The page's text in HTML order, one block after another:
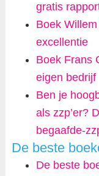
gratis
Boek
excellentie
Boek Frans
eigen bedrijf
Ben je
als zzp’er?
begaafde-
De beste
De beste